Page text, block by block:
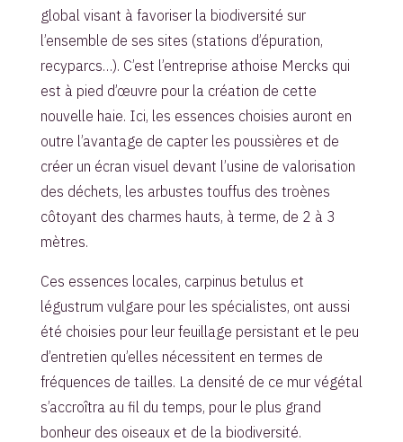
global visant à favoriser la biodiversité sur
l’ensemble de ses sites (stations d’épuration,
recyparcs…). C’est l’entreprise athoise Mercks qui
est à pied d’œuvre pour la création de cette
nouvelle haie. Ici, les essences choisies auront en
outre l’avantage de capter les poussières et de
créer un écran visuel devant l’usine de valorisation
des déchets, les arbustes touffus des troènes
côtoyant des charmes hauts, à terme, de 2 à 3
mètres.
Ces essences locales, carpinus betulus et
légustrum vulgare pour les spécialistes, ont aussi
été choisies pour leur feuillage persistant et le peu
d’entretien qu’elles nécessitent en termes de
fréquences de tailles. La densité de ce mur végétal
s’accroîtra au fil du temps, pour le plus grand
bonheur des oiseaux et de la biodiversité.